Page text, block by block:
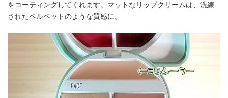
をコーティングしてくれます。マットなリップクリームは、洗練
されたベルベットのような質感に。